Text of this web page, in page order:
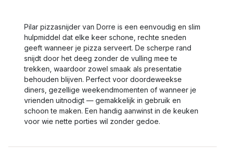
Pilar pizzasnijder van Dorre is een eenvoudig en slim
hulpmiddel dat elke keer schone, rechte sneden
geeft wanneer je pizza serveert. De scherpe rand
snijdt door het deeg zonder de vulling mee te
trekken, waardoor zowel smaak als presentatie
behouden blijven. Perfect voor doordeweekse
diners, gezellige weekendmomenten of wanneer je
vrienden uitnodigt — gemakkelijk in gebruik en
schoon te maken. Een handig aanwinst in de keuken
voor wie nette porties wil zonder gedoe.